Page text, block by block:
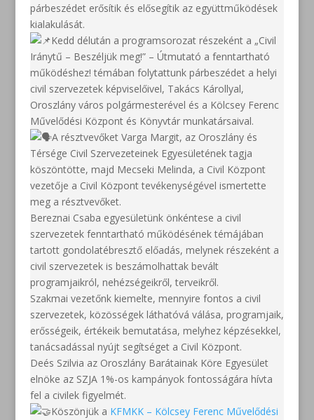
párbeszédet erősítik és elősegítik az együttműködések
kialakulását.
Kedd délután a programsorozat részeként a „Civil
Iránytű – Beszéljük meg!” – Útmutató a fenntartható
működéshez! témában folytattunk párbeszédet a helyi
civil szervezetek képviselőivel, Takács Károllyal,
Oroszlány város polgármesterével és a Kölcsey Ferenc
Művelődési Központ és Könyvtár munkatársaival.
A résztvevőket Varga Margit, az Oroszlány és
Térsége Civil Szervezeteinek Egyesületének tagja
köszöntötte, majd Mecseki Melinda, a Civil Központ
vezetője a Civil Központ tevékenységével ismertette
meg a résztvevőket.
Bereznai Csaba egyesületünk önkéntese a civil
szervezetek fenntartható működésének témájában
tartott gondolatébresztő előadás, melynek részeként a
civil szervezetek is beszámolhattak bevált
programjaikról, nehézségeikről, terveikről.
Szakmai vezetőnk kiemelte, mennyire fontos a civil
szervezetek, közösségek láthatóvá válása, programjaik,
erősségeik, értékeik bemutatása, melyhez képzésekkel,
tanácsadással nyújt segítséget a Civil Központ.
Deés Szilvia az Oroszlány Barátainak Köre Egyesület
elnöke az SZJA 1%-os kampányok fontosságára hívta
fel a civilek figyelmét.
Köszönjük a KFMKK – Kölcsey Ferenc Művelődési